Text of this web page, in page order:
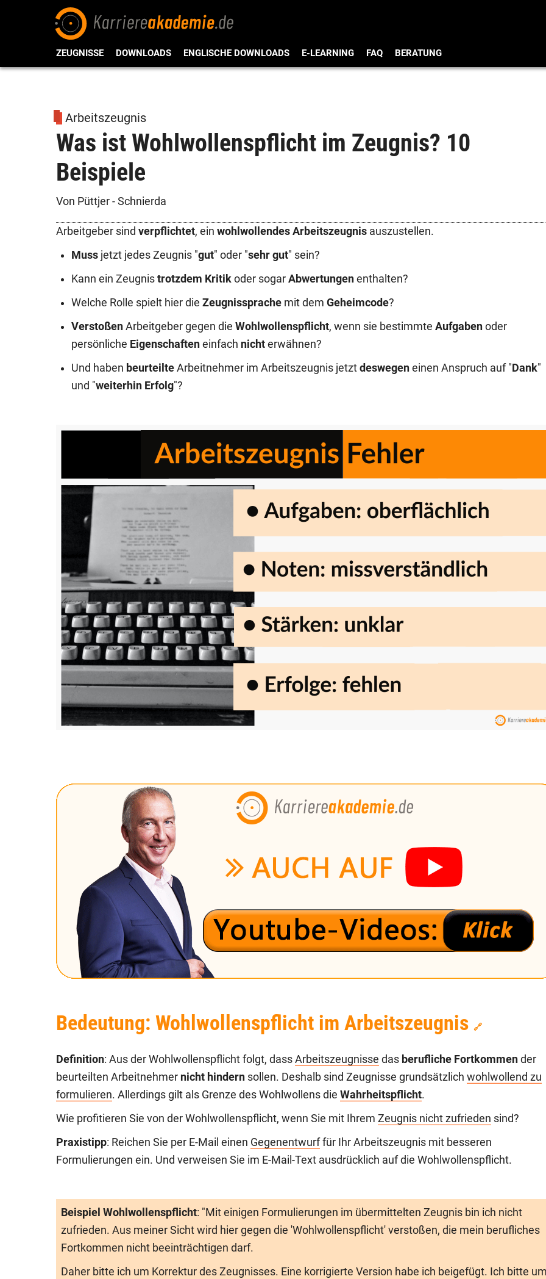
ZEUGNISSE DOWNLOADS ENGLISCHE DOWNLOADS E-LEARNING FAQ BERATUNG
Arbeitszeugnis
Was ist Wohlwollenspflicht im Zeugnis? 10
Beispiele
Von Püttjer - Schnierda
Arbeitgeber sind verpflichtet, ein wohlwollendes Arbeitszeugnis auszustellen.
Muss jetzt jedes Zeugnis "gut" oder "sehr gut" sein?
Kann ein Zeugnis trotzdem Kritik oder sogar Abwertungen enthalten?
Welche Rolle spielt hier die Zeugnissprache mit dem Geheimcode?
Verstoßen Arbeitgeber gegen die Wohlwollenspflicht, wenn sie bestimmte Aufgaben oder
persönliche Eigenschaften einfach nicht erwähnen?
Und haben beurteilte Arbeitnehmer im Arbeitszeugnis jetzt deswegen einen Anspruch auf " Dank"
und "weiterhin Erfolg"?
Bedeutung: Wohlwollenspflicht im Arbeitszeugnis 🔗
Definition: Aus der Wohlwollenspflicht folgt, dass Arbeitszeugnisse das berufliche Fortkommen der
beurteilten Arbeitnehmer nicht hindern sollen. Deshalb sind Zeugnisse grundsätzlich wohlwollend zu
formulieren. Allerdings gilt als Grenze des Wohlwollens die Wahrheitspflicht.
Wie profitieren Sie von der Wohlwollenspflicht, wenn Sie mit Ihrem Zeugnis nicht zufrieden sind?
Praxistipp: Reichen Sie per E-Mail einen Gegenentwurf für Ihr Arbeitszeugnis mit besseren
Formulierungen ein. Und verweisen Sie im E-Mail-Text ausdrücklich auf die Wohlwollenspflicht.
Beispiel Wohlwollenspflicht: "Mit einigen Formulierungen im übermittelten Zeugnis bin ich nicht
zufrieden. Aus meiner Sicht wird hier gegen die 'Wohlwollenspflicht' verstoßen, die mein berufliches
Fortkommen nicht beeinträchtigen darf.
Daher bitte ich um Korrektur des Zeugnisses. Eine korrigierte Version habe ich beigefügt. Ich bitte